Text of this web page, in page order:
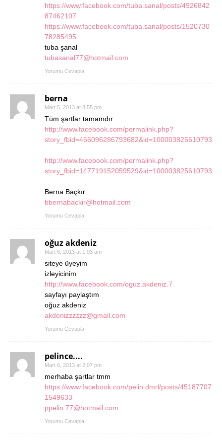
https://www.facebook.com/tuba.sanal/posts/4926842
87462107
https://www.facebook.com/tuba.sanal/posts/1520730
78285495
tuba şanal
tubasanal77@hotmail.com
Yorumu Cevapla
berna
Mart 5, 2013 at 8:55 pm
Tüm şartlar tamamdır
http://www.facebook.com/permalink.php?
story_fbid=466096286793682&id=100003825610793
http://www.facebook.com/permalink.php?
story_fbid=147719152059529&id=100003825610793
Berna Baçkır
bbernabackir@hotmail.com
Yorumu Cevapla
oğuz akdeniz
Mart 6, 2013 at 1:03 am
siteye üyeyim
izleyicinim
http://www.facebook.com/oguz.akdeniz.7
sayfayı paylaştım
oğuz akdeniz
akdenizzzzzz@gmail.com
Yorumu Cevapla
pelince....
Mart 6, 2013 at 2:07 pm
merhaba şartlar tmm
https://www.facebook.com/pelin.dmrl/posts/45187707
1549633
ppelin.77@hotmail.com
Yorumu Cevapla